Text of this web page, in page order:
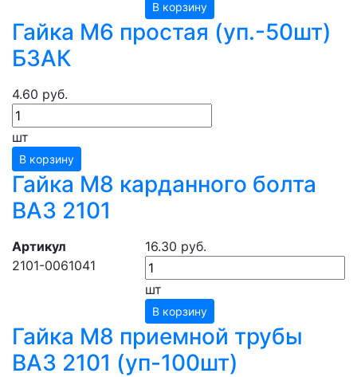
В корзину
Гайка М6 простая (уп.-50шт)
БЗАК
4.60 руб.
шт
В корзину
Гайка М8 карданного болта
ВАЗ 2101
Артикул
2101-0061041
16.30 руб.
шт
В корзину
Гайка М8 приемной трубы
ВАЗ 2101 (уп-100шт)